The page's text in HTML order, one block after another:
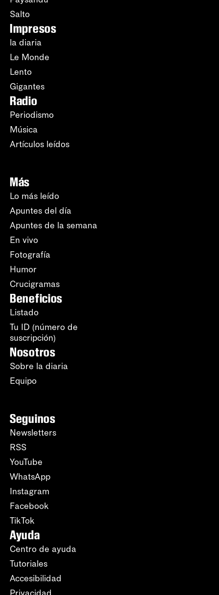
Salto
Impresos
la diaria
Le Monde
Lento
Gigantes
Radio
Periodismo
Música
Artículos leídos
Más
Lo más leído
Apuntes del día
Apuntes de la semana
En vivo
Fotografía
Humor
Crucigramas
Beneficios
Listado
Tu ID (número de
suscripción)
Nosotros
Sobre la diaria
Equipo
Seguinos
Newsletters
RSS
YouTube
WhatsApp
Instagram
Facebook
TikTok
Ayuda
Centro de ayuda
Tutoriales
Accesibilidad